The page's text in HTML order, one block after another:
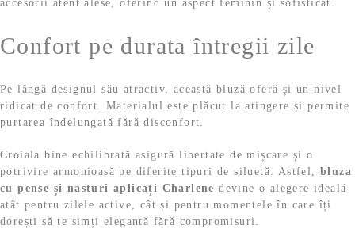
accesorii atent alese, oferind un aspect feminin și sofisticat.
Confort pe durata întregii zile
Pe lângă designul său atractiv, această bluză oferă și un nivel
ridicat de confort. Materialul este plăcut la atingere și permite
purtarea îndelungată fără disconfort.
Croiala bine echilibrată asigură libertate de mișcare și o
potrivire armonioasă pe diferite tipuri de siluetă. Astfel, bluza
cu pense și nasturi aplicați Charlene devine o alegere ideală
atât pentru zilele active, cât și pentru momentele în care îți
dorești să te simți elegantă fără compromisuri.